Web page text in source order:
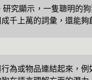
研究顯示，一隻聰明的
千上萬的詞彙，還能夠
為或物品連結起來，